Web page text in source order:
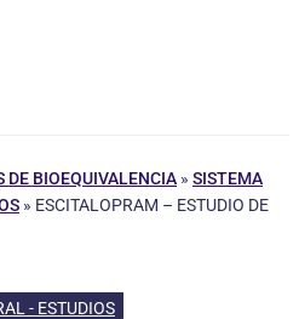
DE BIOEQUIVALENCIA » SISTEMA
» ESCITALOPRAM – ESTUDIO DE
- ESTUDIOS